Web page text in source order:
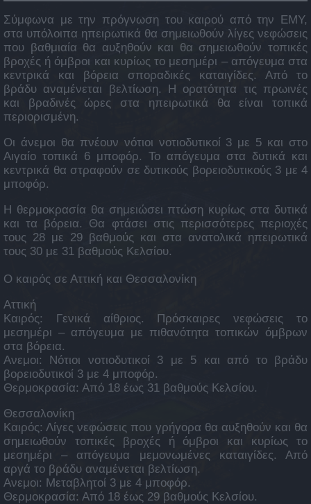
Σύμφωνα με την πρόγνωση του καιρού από την ΕΜΥ,
στα υπόλοιπα ηπειρωτικά θα σημειωθούν λίγες νεφώσεις
που βαθμιαία θα αυξηθούν και θα σημειωθούν τοπικές
βροχές ή όμβροι και κυρίως το μεσημέρι – απόγευμα στα
κεντρικά και βόρεια σποραδικές καταιγίδες. Από το
βράδυ αναμένεται βελτίωση. Η ορατότητα τις πρωινές
και βραδινές ώρες στα ηπειρωτικά θα είναι τοπικά
περιορισμένη.
Οι άνεμοι θα πνέουν νότιοι νοτιοδυτικοί 3 με 5 και στο
Αιγαίο τοπικά 6 μποφόρ. Το απόγευμα στα δυτικά και
κεντρικά θα στραφούν σε δυτικούς βορειοδυτικούς 3 με 4
μποφόρ.
Η θερμοκρασία θα σημειώσει πτώση κυρίως στα δυτικά
και τα βόρεια. Θα φτάσει στις περισσότερες περιοχές
τους 28 με 29 βαθμούς και στα ανατολικά ηπειρωτικά
τους 30 με 31 βαθμούς Κελσίου.
Ο καιρός σε Αττική και Θεσσαλονίκη
Αττική
Καιρός: Γενικά αίθριος. Πρόσκαιρες νεφώσεις το
μεσημέρι – απόγευμα με πιθανότητα τοπικών όμβρων
στα βόρεια.
Ανεμοι: Νότιοι νοτιοδυτικοί 3 με 5 και από το βράδυ
βορειοδυτικοί 3 με 4 μποφόρ.
Θερμοκρασία: Από 18 έως 31 βαθμούς Κελσίου.
Θεσσαλονίκη
Καιρός: Λίγες νεφώσεις που γρήγορα θα αυξηθούν και θα
σημειωθούν τοπικές βροχές ή όμβροι και κυρίως το
μεσημέρι – απόγευμα μεμονωμένες καταιγίδες. Από
αργά το βράδυ αναμένεται βελτίωση.
Ανεμοι: Μεταβλητοί 3 με 4 μποφόρ.
Θερμοκρασία: Από 18 έως 29 βαθμούς Κελσίου.